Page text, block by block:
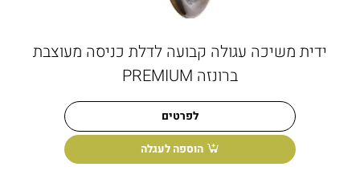
ידית משיכה עגולה קבועה לדלת כניסה מעוצבת
ברונזה PREMIUM
לפרטים
הוספה לעגלה